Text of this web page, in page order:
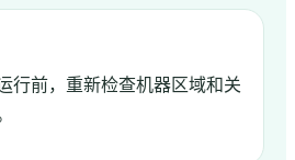
行前，重新检查机器区域和关